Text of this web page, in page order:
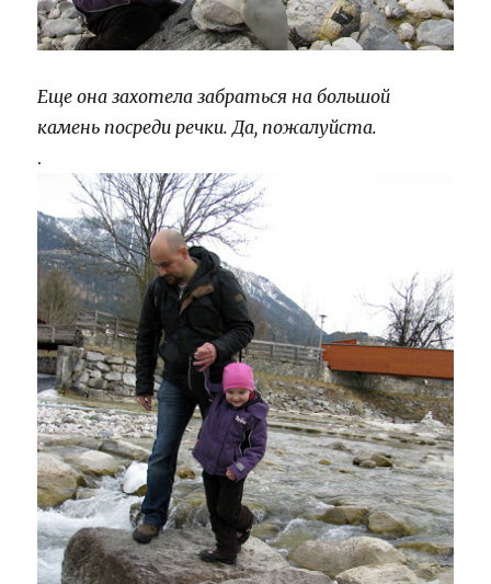
Еще она захотела забраться на большой
камень посреди речки. Да, пожалуйста.
.